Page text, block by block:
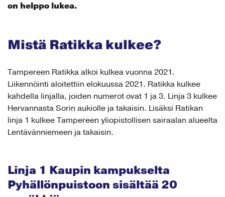
on helppo lukea.
Mistä Ratikka kulkee?
Tampereen Ratikka alkoi kulkea vuonna 2021.
Liikennöinti aloitettiin elokuussa 2021. Ratikka kulkee
kahdella linjalla, joiden numerot ovat 1 ja 3. Linja 3 kulkee
Hervannasta Sorin aukiolle ja takaisin. Lisäksi Ratikan
linja 1 kulkee Tampereen yliopistollisen sairaalan alueelta
Lentävänniemeen ja takaisin.
Linja 1 Kaupin kampukselta
Pyhällönpuistoon sisältää 20